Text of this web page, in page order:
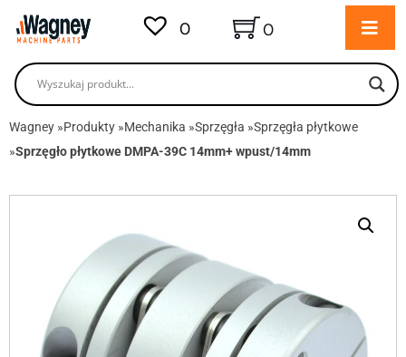
0 0
Wagney »Produkty »Mechanika »Sprzęgła »Sprzęgła płytkowe
»Sprzęgło płytkowe DMPA-39C 14mm+ wpust/14mm